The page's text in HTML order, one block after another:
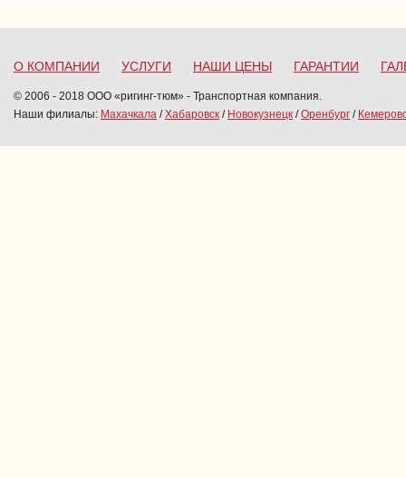
О КОМПАНИИ УСЛУГИ НАШИ ЦЕНЫ ГАРАНТИИ
© 2006 - 2018 ООО «ригинг-тюм» - Транспортная компания.
Наши филиалы: Махачкала /Хабаровск / Новокузнецк /Оренбург /